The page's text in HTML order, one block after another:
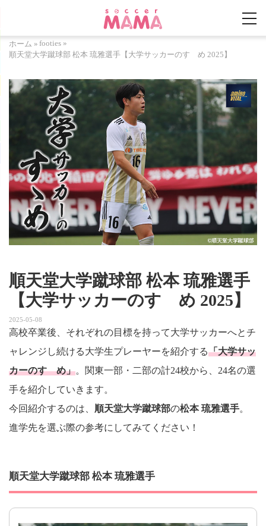
ホーム » footies »
順天堂大学蹴球部 松本 琉雅選手【大学サッカーのすゝめ 2025】
順天堂大学蹴球部 松本 琉雅選手
【大学サッカーのすゝめ 2025】
2025-05-08
高校卒業後、それぞれの目標を持って大学サッカーへとチ
ャレンジし続ける大学生プレーヤーを紹介する「大学サッ
カーのすゝめ」。関東一部・二部の計24校から、24名の選
手を紹介していきます。
今回紹介するのは、 順天堂大学蹴球部の松本 琉雅選手。
進学先を選ぶ際の参考にしてみてください！
順天堂大学蹴球部 松本 琉雅選手